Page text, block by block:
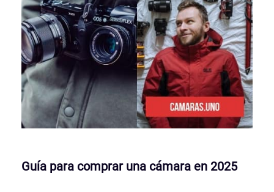
Guía para comprar una cámara en 2025